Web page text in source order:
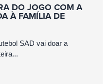
DO JOGO COM A
À FAMÍLIA DE
SAD vai doar a